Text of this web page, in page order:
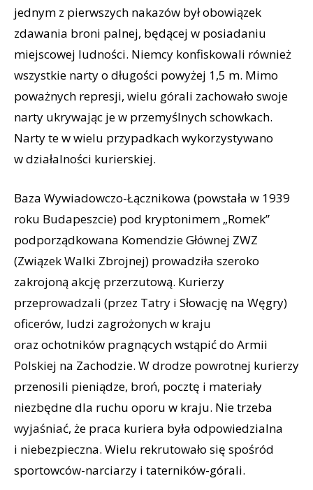
jednym z pierwszych nakazów był obowiązek
zdawania broni palnej, będącej w posiadaniu
miejscowej ludności. Niemcy konfiskowali również
wszystkie narty o długości powyżej 1,5 m. Mimo
poważnych represji, wielu górali zachowało swoje
narty ukrywając je w przemyślnych schowkach.
Narty te w wielu przypadkach wykorzystywano
w działalności kurierskiej.
Baza Wywiadowczo-Łącznikowa (powstała w 1939
roku Budapeszcie) pod kryptonimem „Romek”
podporządkowana Komendzie Głównej ZWZ
(Związek Walki Zbrojnej) prowadziła szeroko
zakrojoną akcję przerzutową. Kurierzy
przeprowadzali (przez Tatry i Słowację na Węgry)
oficerów, ludzi zagrożonych w kraju
oraz ochotników pragnących wstąpić do Armii
Polskiej na Zachodzie. W drodze powrotnej kurierzy
przenosili pieniądze, broń, pocztę i materiały
niezbędne dla ruchu oporu w kraju. Nie trzeba
wyjaśniać, że praca kuriera była odpowiedzialna
i niebezpieczna. Wielu rekrutowało się spośród
sportowców-narciarzy i taterników-górali.